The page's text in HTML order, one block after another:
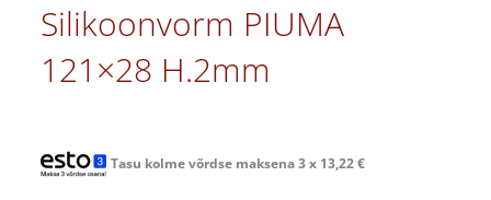
Silikoonvorm PIUMA
121×28 H.2mm
Tasu kolme võrdse maksena 3 x 13,22€